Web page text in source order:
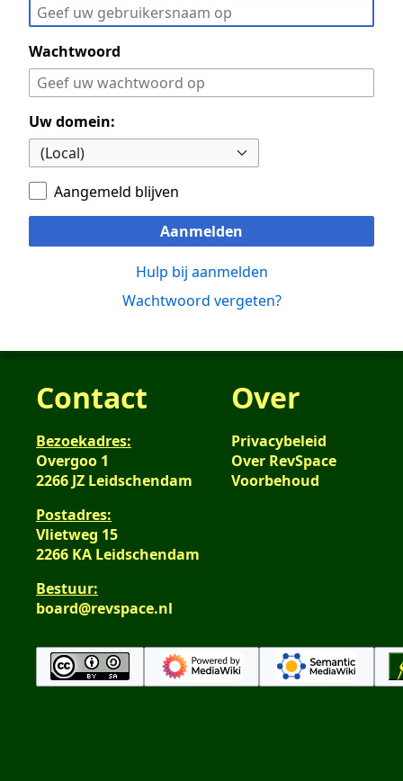
Wachtwoord
Uw domein:
Aangemeld blijven
Aanmelden
Hulp bij aanmelden
Wachtwoord vergeten?
Contact
Bezoekadres:
Overgoo 1
2266 JZ Leidschendam
Postadres:
Vlietweg 15
2266 KA Leidschendam
Bestuur:
board@revspace.nl
Over
Privacybeleid
Over RevSpace
Voorbehoud